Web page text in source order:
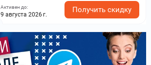
Активен до:
9 августа 2026 г.
Получить скидку